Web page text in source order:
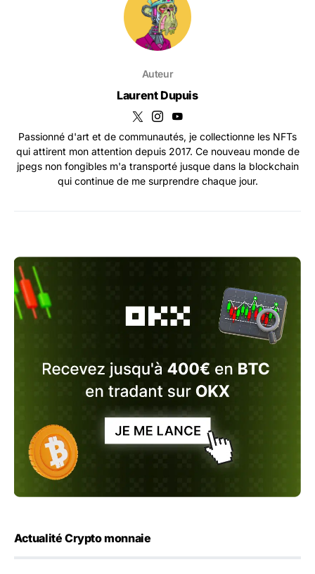
Auteur
Laurent Dupuis
Passionné d'art et de communautés, je collectionne les NFTs
qui attirent mon attention depuis 2017. Ce nouveau monde de
jpegs non fongibles m'a transporté jusque dans la blockchain
qui continue de me surprendre chaque jour.
Actualité Crypto monnaie